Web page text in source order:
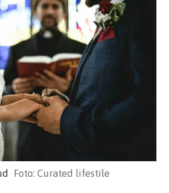
Curated lifestile